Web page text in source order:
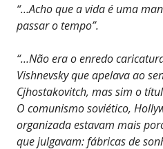
“…Acho que a vida é uma
passar o tempo”.
“…Não era o enredo
Vishnevsky que apelava ao
Cjhostakovitch, mas sim o
O comunismo soviético,
organizada estavam mais
que julgavam: fábricas de